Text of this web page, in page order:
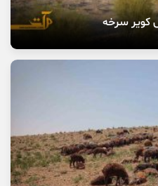
کویر سرخه